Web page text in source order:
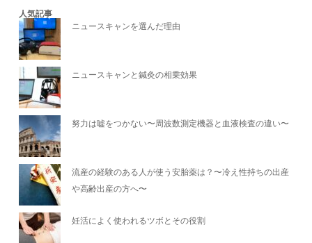
人気記事
ニュースキャンを選んだ理由
ニュースキャンと鍼灸の相乗効果
努力は嘘をつかない〜周波数測定機器と血液検査の違い〜
流産の経験のある人が使う安胎薬は？〜冷え性持ちの出産
や高齢出産の方へ〜
妊活によく使われるツボとその役割